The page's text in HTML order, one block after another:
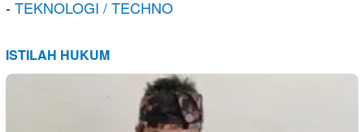
-TEKNOLOGI / TECHNO
ISTILAH HUKUM